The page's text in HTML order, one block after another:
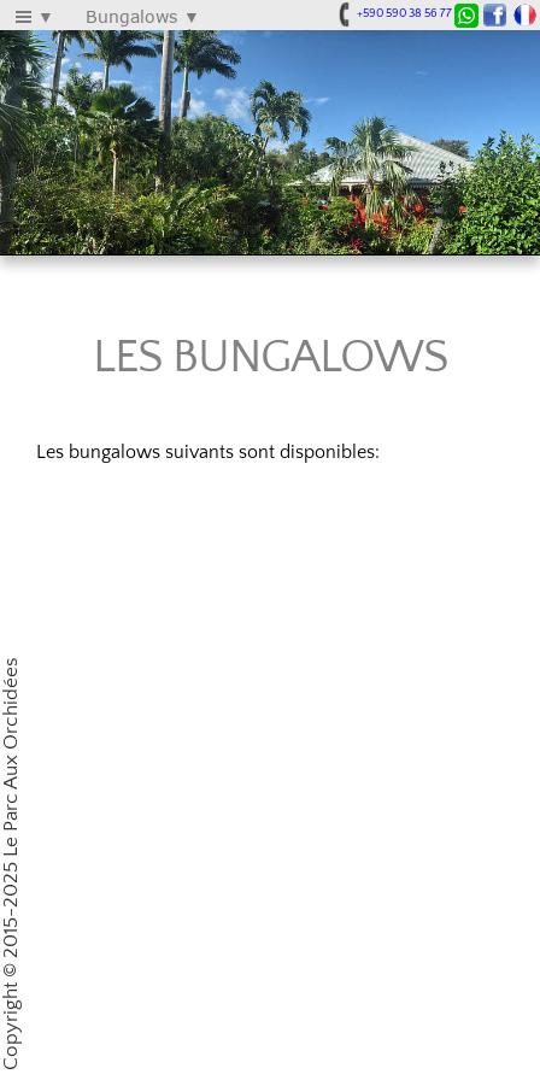
+590 590 38 56 77
Le Parc aux Orchidées
▼ Bungalows ▼
LES BUNGALOWS
Les bungalows suivants sont disponibles:
Copyright © 2015-2025 Le Parc Aux Orchidées